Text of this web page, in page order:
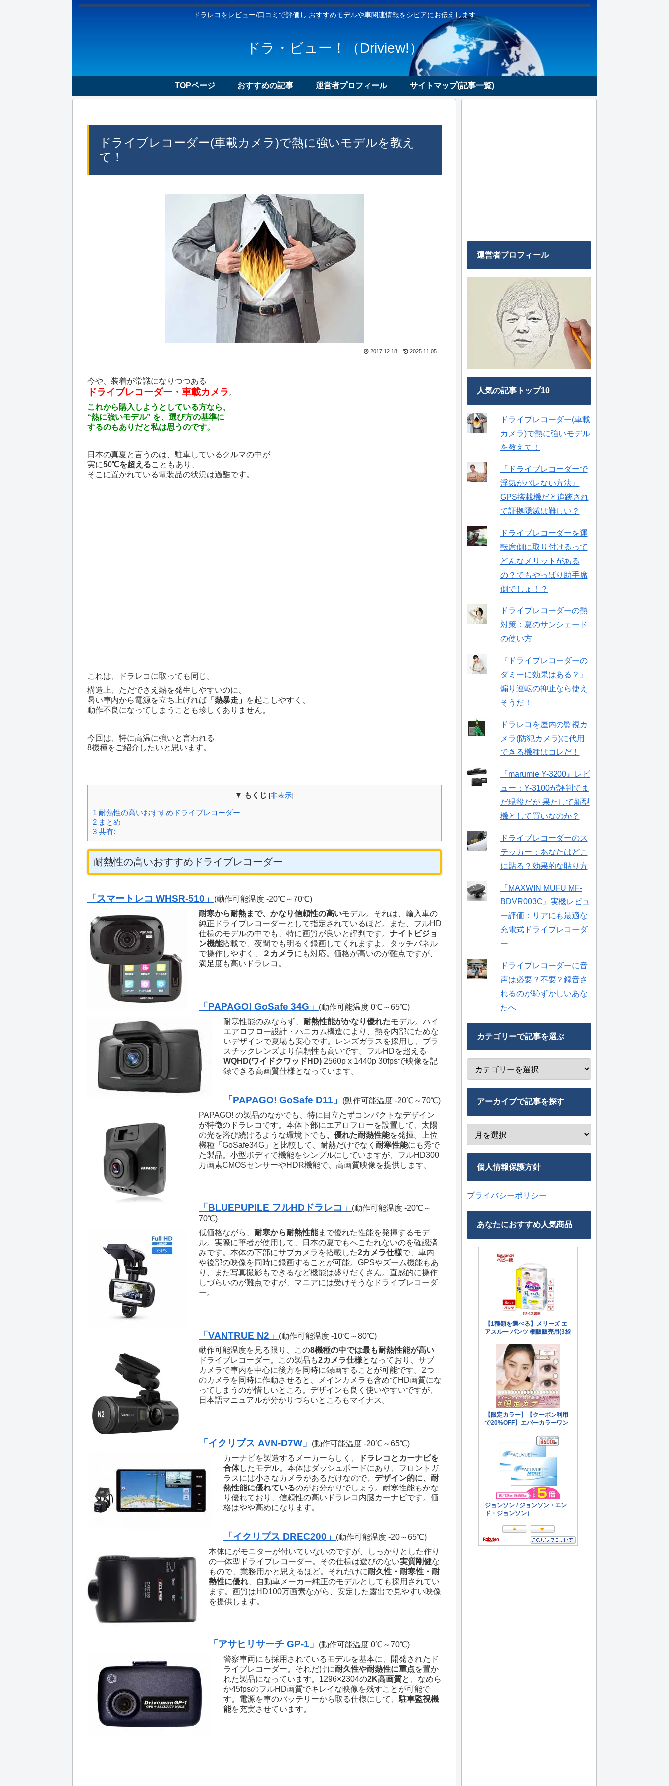
ドラレコをレビュー/口コミで評価し おすすめモデルや車関連情報をシビアにお伝えします
ドラ・ビュー！（Driview!）
TOPページ おすすめの記事 運営者プロフィール サイトマップ(記事一覧)
ドライブレコーダー(車載カメラ)で熱に強いモデルを教え
て！
2017.12.18 2025.11.05
今や、装着が常識になりつつある
ドライブレコーダー・車載カメラ 。
これから購入しようとしている方なら、
“熱に強いモデル” を、選び方の基準に
するのもありだと私は思うのです。
日本の真夏と言うのは、駐車しているクルマの中が
実に50℃を超えることもあり、
そこに置かれている電装品の状況は過酷です。
これは、ドラレコに取っても同じ。
構造上、ただでさえ熱を発生しやすいのに、
暑い車内から電源を立ち上げれば 「熱暴走」
を起こしやすく、
動作不良になってしまうことも珍しくありません。
今回は、特に高温に強いと言われる
8機種をご紹介したいと思います。
▼ もくじ [非表示]
1 耐熱性の高いおすすめドライブレコーダー
2 まとめ
3 共有:
耐熱性の高いおすすめドライブレコーダー
「スマートレコ WHSR-510」
(動作可能温度 -20℃～70℃)
耐寒から耐熱まで、かなり信頼性の高いモデル。それは、輸入車の
純正ドライブレコーダーとして指定されているほど。また、フルHD
仕様のモデルの中でも、特に画質が良いと評判です。 ナイトビジョ
ン機能搭載で、夜間でも明るく録画してくれますよ。タッチパネル
で操作しやすく、
２カメラにも対応。価格が高いのが難点ですが、
満足度も高いドラレコ。
「PAPAGO! GoSafe 34G」
(動作可能温度 0℃～65℃)
耐寒性能のみならず、 耐熱性能がかなり優れたモデル。ハイ
エアロフロー設計・ハニカム構造により、熱を内部にためな
いデザインで夏場も安心です。レンズガラスを採用し、プラ
スチックレンズより信頼性も高いです。 フルHDを超える
WQHD(ワイドクワッドHD) 2560p x 1440p 30fpsで映像を記
録できる高画質仕様となっています。
「PAPAGO! GoSafe D11」
(動作可能温度 -20℃～70℃)
PAPAGO! の製品のなかでも、特に目立たずコンパクトなデザイン
が特徴のドラレコです。本体下部にエアロフローを設置して、太陽
の光を浴び続けるような環境下でも、優れた耐熱性能を発揮。上位
機種「GoSafe34G」と比較して、耐熱だけでなく 耐寒性能にも秀で
た製品。小型ボディで機能をシンプルにしていますが、フルHD300
万画素CMOSセンサーやHDR機能で、高画質映像を提供します。
「BLUEPUPILE フルHDドラレコ」
(動作可能温度 -20℃～
70℃)
低価格ながら、 耐寒から耐熱性能まで優れた性能を発揮するモデ
ル。実際に筆者が使用して、日本の夏でもへこたれないのを確認済
みです。本体の下部にサブカメラを搭載した2カメラ仕様で、車内
や後部の映像を同時に録画することが可能。GPSやズーム機能もあ
り、また写真撮影もできるなど機能は盛りだくさん。直感的に操作
しづらいのが難点ですが、マニアには受けそうなドライブレコーダ
ー。
「VANTRUE N2」
(動作可能温度 -10℃～80℃)
動作可能温度を見る限り、この8機種の中では最も耐熱性能が高い
ドライブレコーダー。この製品も2カメラ仕様となっており、サブ
カメラで車内を中心に後方を同時に録画することが可能です。2つ
のカメラを同時に作動させると、メインカメラも含めてHD画質にな
ってしまうのが惜しいところ。デザインも良く使いやすいですが、
日本語マニュアルが分かりづらいところもマイナス。
「イクリプス AVN-D7W」
(動作可能温度 -20℃～65℃)
カーナビを製造するメーカーらしく、
ドラレコとカーナビを
合体したモデル。本体はダッシュボードにあり、フロントガ
ラスには小さなカメラがあるだけなので、 デザイン的に、耐
熱性能に優れているのがお分かりでしょう。耐寒性能もかな
り優れており、信頼性の高いドラレコ内臓カーナビです。価
格はやや高めになります。
「イクリプス DREC200」
(動作可能温度 -20～65℃)
本体にがモニターが付いていないのですが、しっかりとした作り
の一体型ドライブレコーダー。その仕様は遊びのない実質剛健な
もので、業務用かと思えるほど。それだけに耐久性・耐寒性・耐
熱性に優れ 、自動車メーカー純正のモデルとしても採用されてい
ます。画質はHD100万画素ながら、安定した露出で見やすい映像
を提供します。
「アサヒリサーチ GP-1」
(動作可能温度 0℃～70℃)
警察車両にも採用されているモデルを基本に、開発されたド
ライブレコーダー。それだけに耐久性や耐熱性に重点を置か
れた製品になっています。1296×2304の2K高画質と、なめら
か45fpsのフルHD画質でキレイな映像を残すことが可能で
す。電源を車のバッテリーから取る仕様にして、 駐車監視機
能を充実させています。
運営者プロフィール
人気の記事トップ10
ドライブレコーダー(車載
カメラ)で熱に強いモデル
を教えて！
『ドライブレコーダーで
浮気がバレない方法』
GPS搭載機だと追跡され
て証拠隠滅は難しい？
ドライブレコーダーを運
転席側に取り付けるって
どんなメリットがある
の？でもやっぱり助手席
側でしょ！？
ドライブレコーダーの熱
対策：夏のサンシェード
の使い方
『ドライブレコーダーの
ダミーに効果はある？』
煽り運転の抑止なら使え
そうだ！
ドラレコを屋内の監視カ
メラ(防犯カメラ)に代用
できる機種はコレだ！
『marumie Y-3200』レビ
ュー：Y-3100が評判でま
だ現役だが 果たして新型
機として買いなのか？
ドライブレコーダーのス
テッカー：あなたはどこ
に貼る？効果的な貼り方
『MAXWIN MUFU MF-
BDVR003C』実機レビュ
ー評価：リアにも最適な
充電式ドライブレコーダ
ー
ドライブレコーダーに音
声は必要？不要？録音さ
れるのが恥ずかしいあな
たへ
カテゴリーで記事を選ぶ
アーカイブで記事を探す
個人情報保護方針
プライバシーポリシー
あなたにおすすめ人気商品